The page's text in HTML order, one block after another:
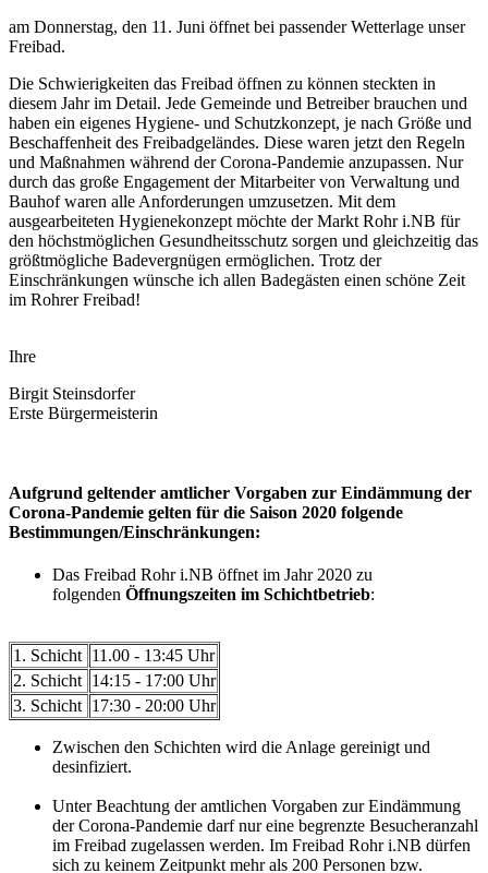
am Donnerstag, den 11. Juni öffnet bei passender Wetterlage unser
Freibad.
Die Schwierigkeiten das Freibad öffnen zu können steckten in
diesem Jahr im Detail. Jede Gemeinde und Betreiber brauchen und
haben ein eigenes Hygiene- und Schutzkonzept, je nach Größe und
Beschaffenheit des Freibadgeländes. Diese waren jetzt den Regeln
und Maßnahmen während der Corona-Pandemie anzupassen. Nur
durch das große Engagement der Mitarbeiter von Verwaltung und
Bauhof waren alle Anforderungen umzusetzen. Mit dem
ausgearbeiteten Hygienekonzept möchte der Markt Rohr i.NB für
den höchstmöglichen Gesundheitsschutz sorgen und gleichzeitig das
größtmögliche Badevergnügen ermöglichen. Trotz der
Einschränkungen wünsche ich allen Badegästen einen schöne Zeit
im Rohrer Freibad!
Ihre
Birgit Steinsdorfer
Erste Bürgermeisterin
Aufgrund geltender amtlicher Vorgaben zur Eindämmung der
Corona-Pandemie gelten für die Saison 2020 folgende
Bestimmungen/Einschränkungen:
Das Freibad Rohr i.NB öffnet im Jahr 2020 zu
folgenden Öffnungszeiten im Schichtbetrieb:
1. Schicht 11.00 - 13:45 Uhr
2. Schicht 14:15 - 17:00 Uhr
3. Schicht 17:30 - 20:00 Uhr
Zwischen den Schichten wird die Anlage gereinigt und
desinfiziert.
Unter Beachtung der amtlichen Vorgaben zur Eindämmung
der Corona-Pandemie darf nur eine begrenzte Besucheranzahl
im Freibad zugelassen werden. Im Freibad Rohr i.NB dürfen
sich zu keinem Zeitpunkt mehr als 200 Personen bzw.